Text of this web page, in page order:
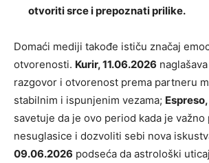
otvoriti srce i prepoznati prilike.
Domaći mediji takođe ističu značaj
otvorenosti. Kurir, 11.06.2026
razgovor i otvorenost prema partneru
stabilnim i ispunjenim vezama;
savetuje da je ovo period kada je
nesuglasice i dozvoliti sebi nova
09.06.2026 podseća da astrološki